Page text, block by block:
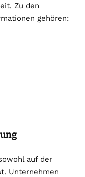
Zu den
gehören:
auf der
Unternehmen